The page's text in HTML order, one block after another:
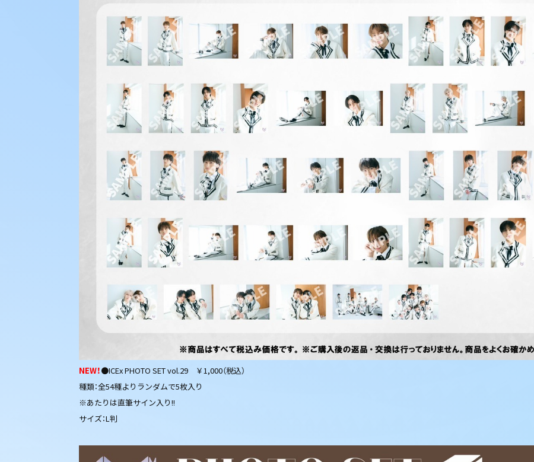
NEW！●ICEx PHOTO SET vol.29 ￥1,000（税込）
種類：全54種よりランダムで5枚入り
※あたりは直筆サイン入り!!
サイズ：L判